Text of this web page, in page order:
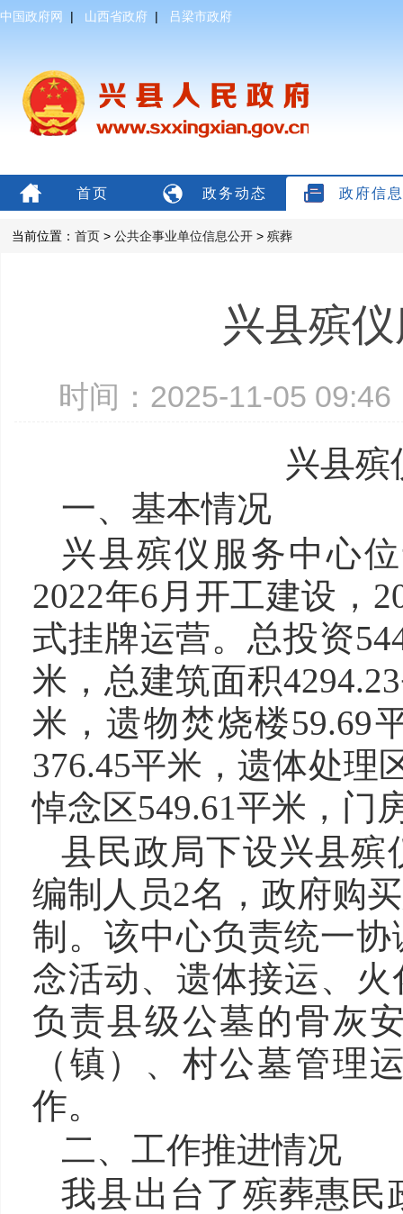
中国政府网 | 山西省政府 | 吕梁市政府
首页 政务动态 政府信
当前位置： 首页 > 公共企事业单位信息公开 > 殡葬
兴县殡
时间：2025-11-05
兴县殡
一、基本情况
兴县殡仪服务中心
2022年6月开工建设，
式挂牌运营。总投资
米，总建筑面积
米，遗物焚烧楼59.69
376.45平米，遗体处理
悼念区549.61平米，门
县民政局下设兴县殡
编制人员2名，政府购
制。该中心负责统一
念活动、遗体接运、
负责县级公墓的骨灰
（镇）、村公墓管理
作。
二、工作推进情况
我县出台了殡葬惠民